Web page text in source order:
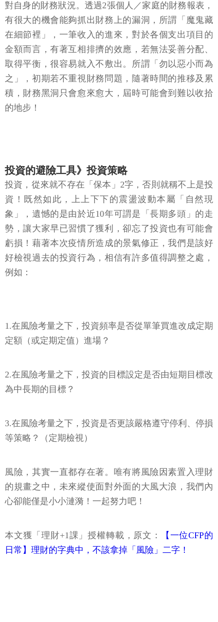
對自身的財務狀況。透過2張個人／家庭的財務報表，
有很大的機會能夠抓出財務上的漏洞，所謂「魔鬼藏
在細節裡」，一筆收入的進來，對於各個支出項目的
金額而言，有著互相排擠的效應，若無法妥善分配、
取得平衡，很容易就入不敷出。所謂「勿以惡小而為
之」，初期若不重視財務問題，隨著時間的推移及累
積，財務黑洞只會愈來愈大，屆時可能會到難以收拾
的地步！
投資的避險工具》投資策略
投資，從來就不存在「保本」2字，否則就稱不上是投
資！既然如此，上上下下的震盪波動本屬「自然現
象」，遺憾的是由於近10年可謂是「長期多頭」的走
勢，讓大家早已習慣了獲利，卻忘了投資也有可能會
虧損！藉著本次疫情所造成的景氣修正，我們是該好
好檢視過去的投資行為，相信有許多值得調整之處，
例如：
1.在風險考量之下，投資頻率是否從單筆買進改成定期
定額（或定期定值）進場？
2.在風險考量之下，投資的目標設定是否由短期目標改
為中長期的目標？
3.在風險考量之下，投資是否更該嚴格遵守停利、停損
等策略？（定期檢視）
風險，其實一直都存在著。唯有將風險因素置入理財
的規畫之中，未來縱使面對外面的大風大浪，我們內
心卻能僅是小小漣漪！一起努力吧！
本文獲「理財+1課」授權轉載，原文：
【一位CFP的
日常】理財的字典中，不該拿掉「風險」二字！